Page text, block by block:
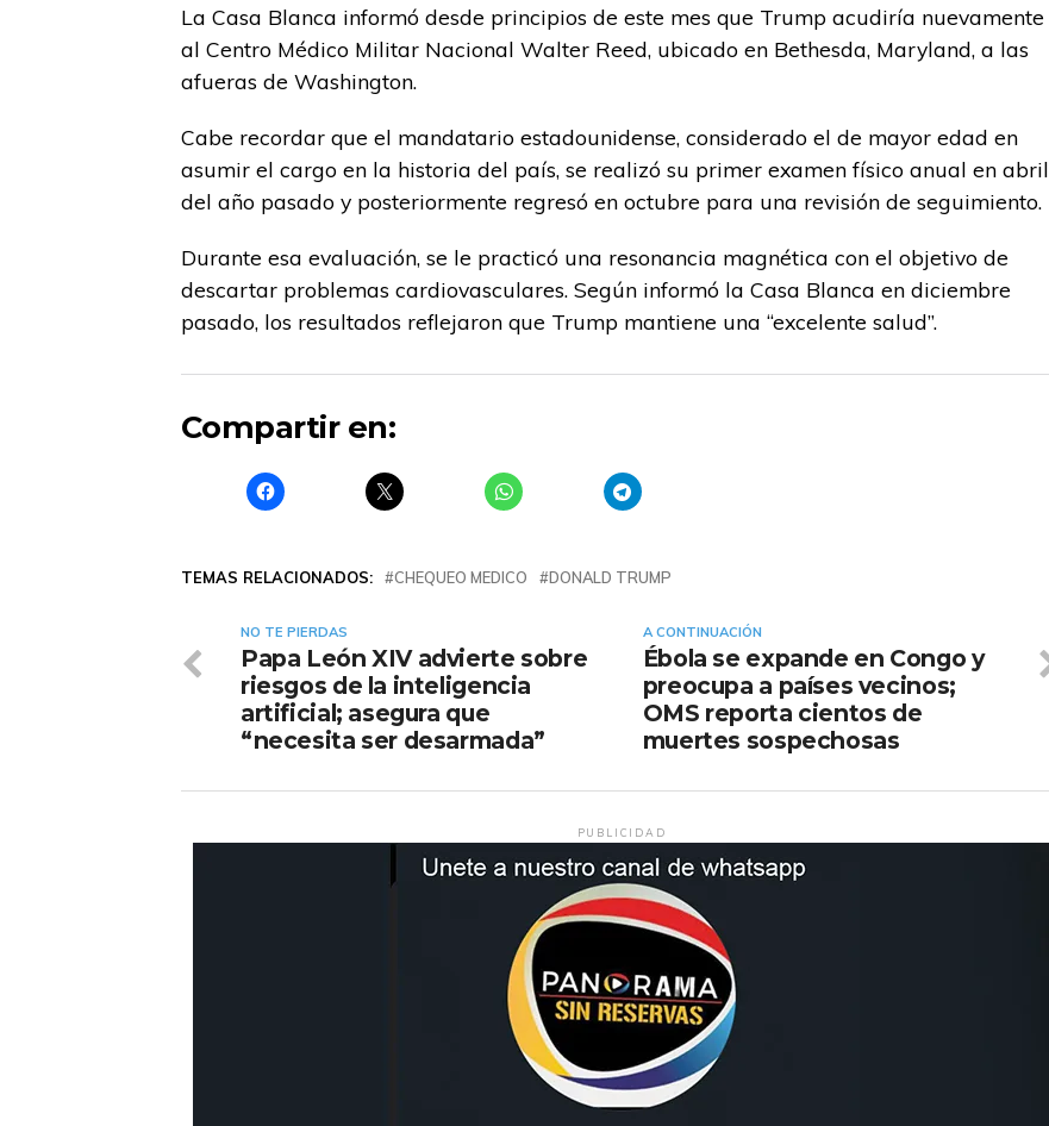
La Casa Blanca informó desde principios de este mes que Trump acudiría nuevamente
al Centro Médico Militar Nacional Walter Reed, ubicado en Bethesda, Maryland, a las
afueras de Washington.
Cabe recordar que el mandatario estadounidense, considerado el de mayor edad en
asumir el cargo en la historia del país, se realizó su primer examen físico anual en abril
del año pasado y posteriormente regresó en octubre para una revisión de seguimiento.
Durante esa evaluación, se le practicó una resonancia magnética con el objetivo de
descartar problemas cardiovasculares. Según informó la Casa Blanca en diciembre
pasado, los resultados reflejaron que Trump mantiene una “excelente salud”.
Compartir en:
TEMAS RELACIONADOS: CHEQUEO MEDICO DONALD TRUMP
A CONTINUACIÓN
Ébola se expande en Congo y
preocupa a países vecinos;
OMS reporta cientos de
muertes sospechosas
NO TE PIERDAS
Papa León XIV advierte sobre
riesgos de la inteligencia
artificial; asegura que
“necesita ser desarmada”
PUBLICIDAD